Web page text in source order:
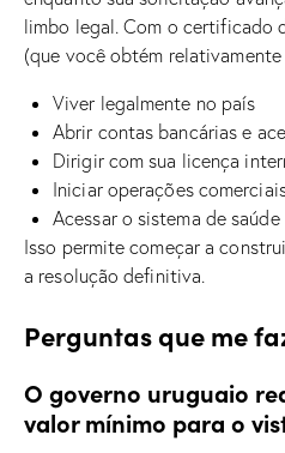
limbo legal. Com o certificado
(que você obtém
Viver legalmente no país
Abrir contas bancárias e
Dirigir com sua licença
Iniciar operações
Acessar o sistema de saúde
Isso permite começar a
a resolução definitiva.
Perguntas que me
O governo uruguaio
valor mínimo para o